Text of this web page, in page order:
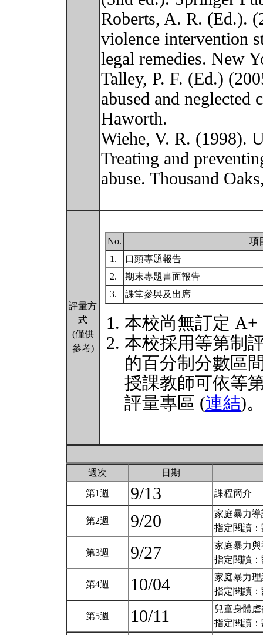
Roberts, A. R. (Ed.).
violence intervention
legal remedies. New
Talley, P. F. (Ed.)
abused and
Haworth.
Wiehe, V. R. (1998).
Treating and
abuse. Thousand
評量方
式
(僅供
參考)
No.
項
1.
口頭專題報告
2.
期末專題書面報告
3.
課堂參與及出席
本校尚無訂定
本校採用等第制
的百分制分數區
授課教師可依等
評量專區 (連結)
週次 日期
第1週 9/13 課程簡介
第2週 9/20
家庭暴力導
指定閱讀：
第3週 9/27
家庭暴力
指定閱讀
第4週 10/04
家庭暴力理
指定閱讀：
第5週 10/11
兒童身體
指定閱讀：